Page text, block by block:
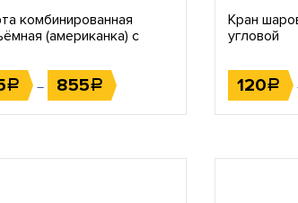
комбинированная
(американка) с
Р – 855Р
Кран
угловой
120Р